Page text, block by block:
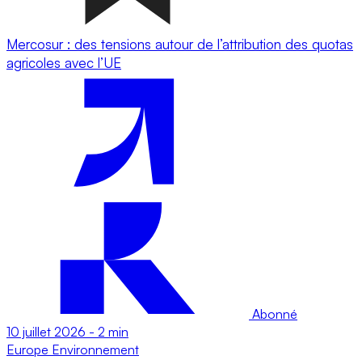
Mercosur : des tensions autour de l’attribution des quotas
agricoles avec l’UE
Abonné
10 juillet 2026 - 2 min
Europe Environnement